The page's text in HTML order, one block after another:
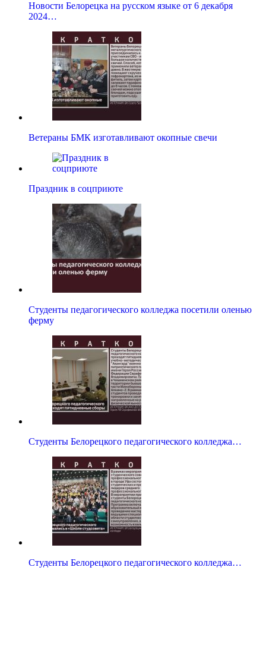
Новости Белорецка на русском языке от 6 декабря
2024…
Ветераны БМК изготавливают окопные свечи
Праздник в соцприюте
Студенты педагогического колледжа посетили оленью
ферму
Студенты Белорецкого педагогического колледжа…
Студенты Белорецкого педагогического колледжа…